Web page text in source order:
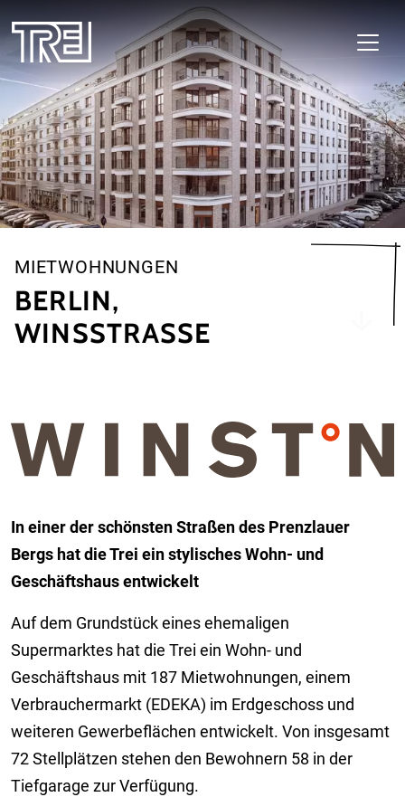
MIETWOHNUNGEN
BERLIN,
WINSSTRASSE
In einer der schönsten Straßen des Prenzlauer
Bergs hat die Trei ein stylisches Wohn- und
Geschäftshaus entwickelt
Auf dem Grundstück eines ehemaligen
Supermarktes hat die Trei ein Wohn- und
Geschäftshaus mit 187 Mietwohnungen, einem
Verbrauchermarkt (EDEKA) im Erdgeschoss und
weiteren Gewerbeflächen entwickelt. Von insgesamt
72 Stellplätzen stehen den Bewohnern 58 in der
Tiefgarage zur Verfügung.